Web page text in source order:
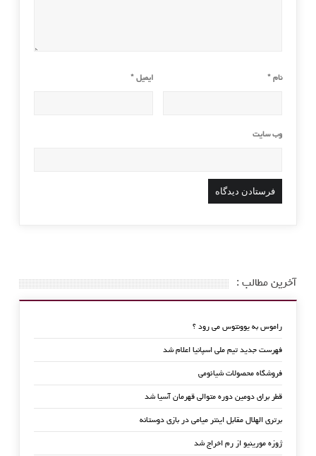
نام * ایمیل*
وب‌ سایت
آخرین مطالب :
راموس به یوونتوس می رود ؟
فهرست جدید تیم ملی اسپانیا اعلام شد
فروشگاه محصولات شیائومی
قطر برای دومین دوره متوالی قهرمان آسیا شد
برتری الهلال مقابل اینتر میامی در بازی دوستانه
ژوزه مورینیو از رم اخراج شد